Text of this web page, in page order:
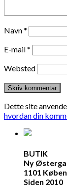
Navn*
E-mail*
Websted
Dette site
hvordan din
BUTIK
Ny
1101
Siden 2010